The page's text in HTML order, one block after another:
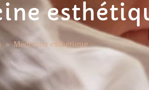
»Médecine esthétique